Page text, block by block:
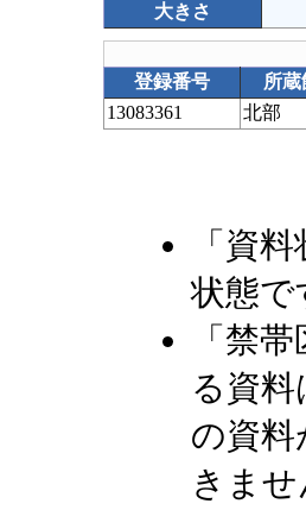
大きさ
登録番号
所蔵
13083361
北部
「資
状態で
「禁
る資
の資料
きま